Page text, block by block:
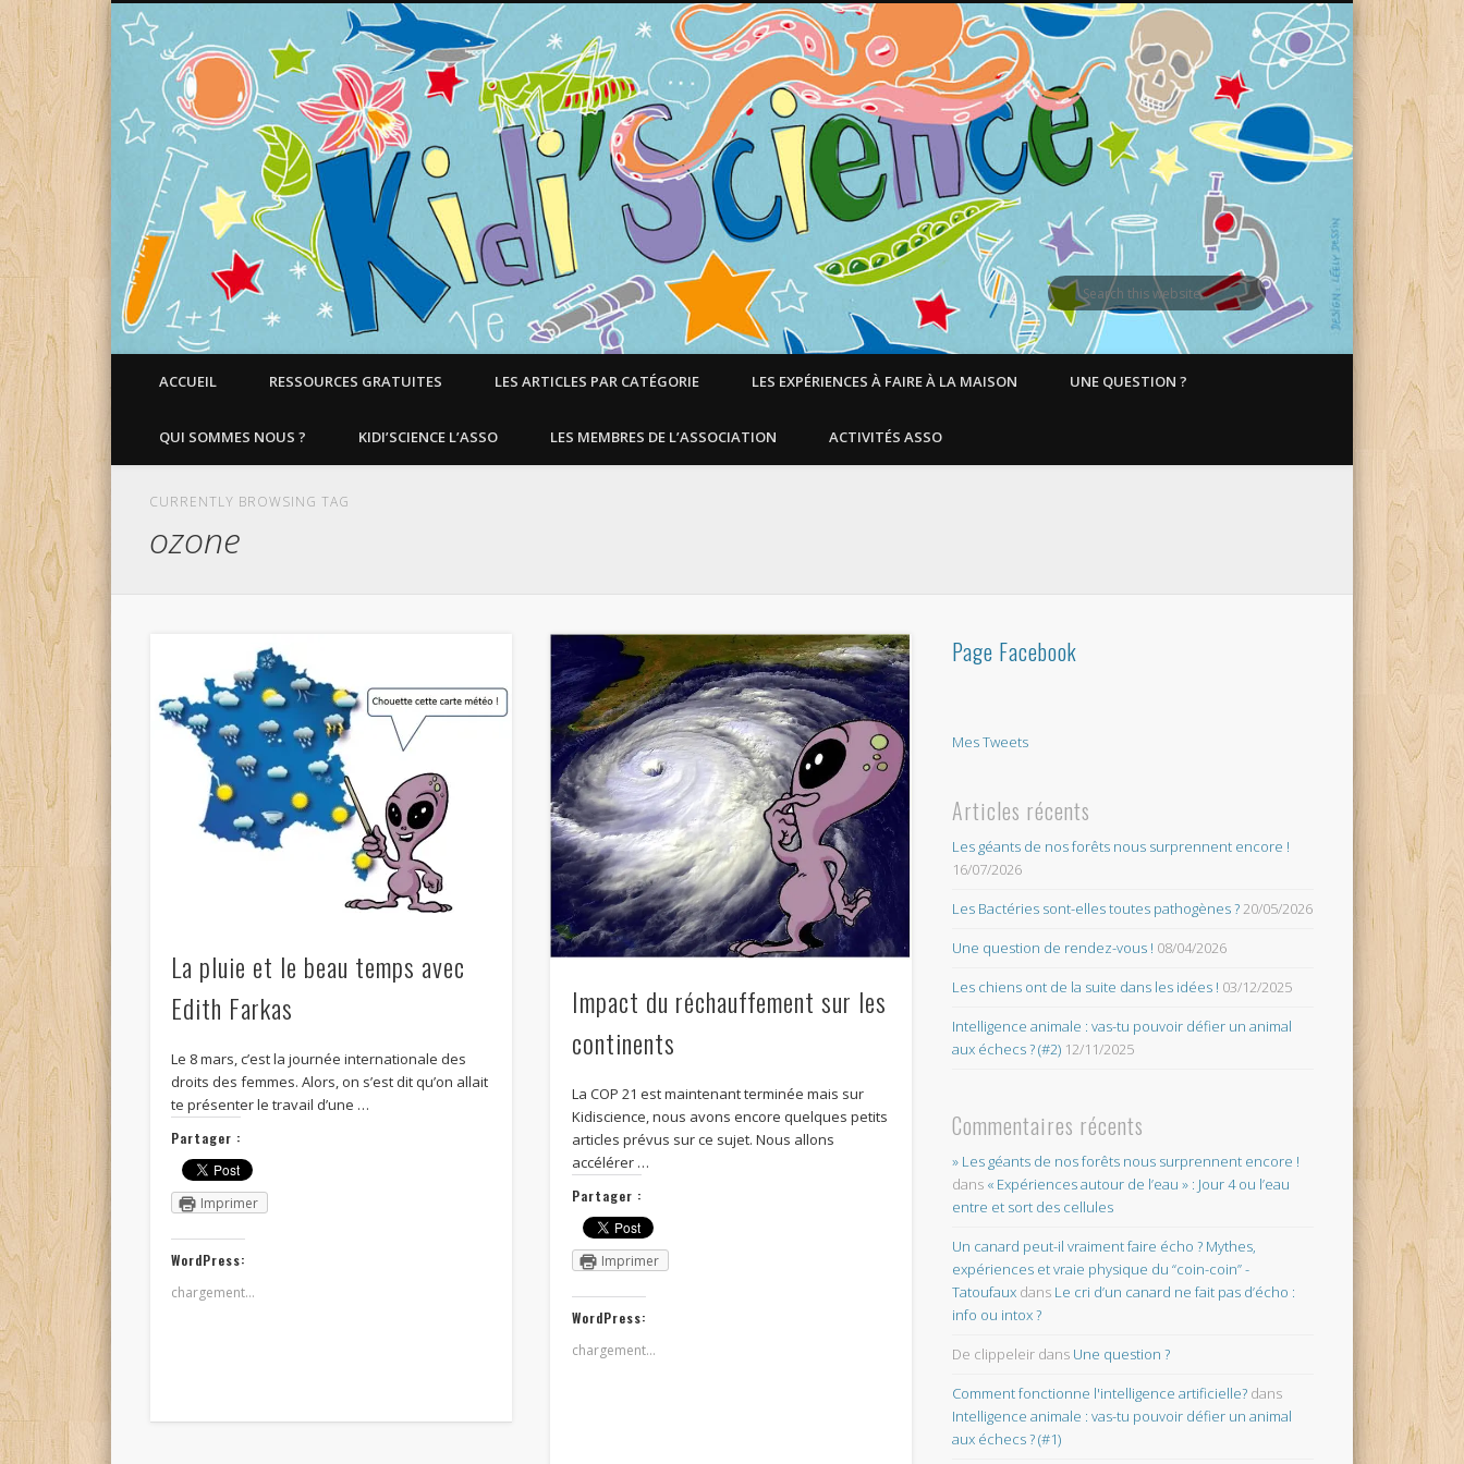
Faire aimer les Sciences aux Enfants !
ACCUEIL RESSOURCES GRATUITES LES ARTICLES PAR CATÉGORIE LES EXPÉRIENCES À FAIRE À LA MAISON UNE QUESTION ?
QUI SOMMES NOUS ? KIDI’SCIENCE L’ASSO LES MEMBRES DE L’ASSOCIATION ACTIVITÉS ASSO
CURRENTLY BROWSING TAG
ozone
La pluie et le beau temps avec
Edith Farkas
Le 8 mars, c’est la journée internationale des
droits des femmes. Alors, on s’est dit qu’on allait
te présenter le travail d’une …
Partager :
Imprimer
WordPress:
chargement…
Impact du réchauffement sur les
continents
La COP 21 est maintenant terminée mais sur
Kidiscience, nous avons encore quelques petits
articles prévus sur ce sujet. Nous allons
accélérer …
Partager :
Imprimer
WordPress:
chargement…
Page Facebook
Mes Tweets
Articles récents
Les géants de nos forêts nous surprennent encore !
16/07/2026
Les Bactéries sont-elles toutes pathogènes ?20/05/2026
Une question de rendez-vous ! 08/04/2026
Les chiens ont de la suite dans les idées ! 03/12/2025
Intelligence animale : vas-tu pouvoir défier un animal
aux échecs ? (#2) 12/11/2025
Commentaires récents
» Les géants de nos forêts nous surprennent encore !
dans « Expériences autour de l’eau » : Jour 4 ou l’eau
entre et sort des cellules
Un canard peut-il vraiment faire écho ? Mythes,
expériences et vraie physique du “coin-coin” -
Tatoufaux dans Le cri d’un canard ne fait pas d’écho :
info ou intox ?
De clippeleir dans Une question ?
Comment fonctionne l'intelligence artificielle? dans
Intelligence animale : vas-tu pouvoir défier un animal
aux échecs ? (#1)